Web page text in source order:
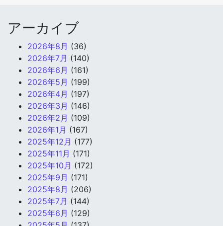
アーカイブ
2026年8月 (36)
2026年7月 (140)
2026年6月 (161)
2026年5月 (199)
2026年4月 (197)
2026年3月 (146)
2026年2月 (109)
2026年1月 (167)
2025年12月 (177)
2025年11月 (171)
2025年10月 (172)
2025年9月 (171)
2025年8月 (206)
2025年7月 (144)
2025年6月 (129)